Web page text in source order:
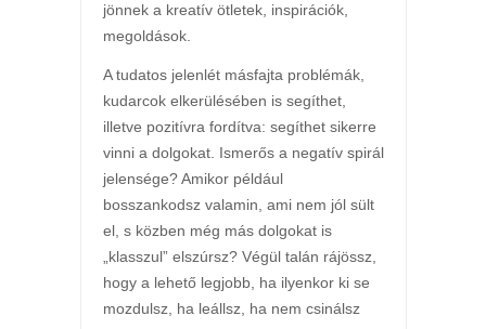
jönnek a kreatív ötletek, inspirációk,
megoldások.
A tudatos jelenlét másfajta problémák,
kudarcok elkerülésében is segíthet,
illetve pozitívra fordítva: segíthet sikerre
vinni a dolgokat. Ismerős a negatív spirál
jelensége? Amikor például
bosszankodsz valamin, ami nem jól sült
el, s közben még más dolgokat is
„klasszul” elszúrsz? Végül talán rájössz,
hogy a lehető legjobb, ha ilyenkor ki se
mozdulsz, ha leállsz, ha nem csinálsz